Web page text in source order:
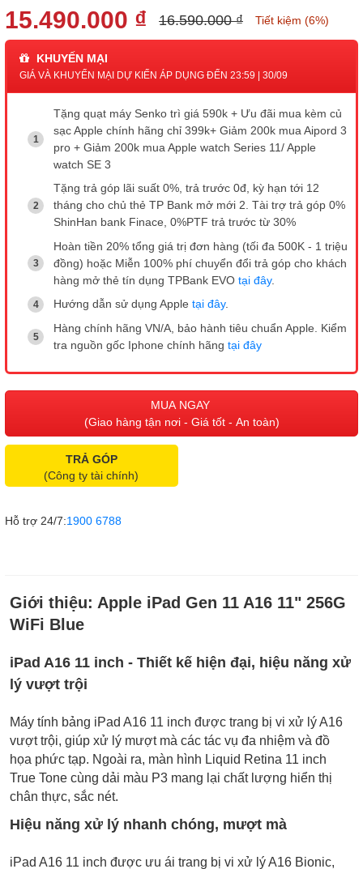
15.490.000 ₫ 16.590.000 ₫ Tiết kiệm (6%)
KHUYẾN MẠI
GIÁ VÀ KHUYẾN MẠI DỰ KIẾN ÁP DỤNG ĐẾN 23:59 | 30/09
Tặng quạt máy Senko trì giá 590k + Ưu đãi mua kèm củ
sạc Apple chính hãng chỉ 399k+ Giảm 200k mua Aipord 3
pro + Giảm 200k mua Apple watch Series 11/ Apple
watch SE 3
Tặng trả góp lãi suất 0%, trả trước 0đ, kỳ hạn tới 12
tháng cho chủ thẻ TP Bank mở mới 2. Tài trợ trả góp 0%
ShinHan bank Finace, 0%PTF trả trước từ 30%
Hoàn tiền 20% tổng giá trị đơn hàng (tối đa 500K - 1 triệu
đồng) hoặc Miễn 100% phí chuyển đổi trả góp cho khách
hàng mở thẻ tín dụng TPBank EVO tại đây.
Hướng dẫn sử dụng Apple tại đây.
Hàng chính hãng VN/A, bảo hành tiêu chuẩn Apple. Kiểm
tra nguồn gốc Iphone chính hãng tại đây
MUA NGAY
(Giao hàng tận nơi - Giá tốt - An toàn)
TRẢ GÓP
(Công ty tài chính)
Hỗ trợ 24/7:1900 6788
Giới thiệu: Apple iPad Gen 11 A16 11" 256G
WiFi Blue
iPad A16 11 inch - Thiết kế hiện đại, hiệu năng xử
lý vượt trội
Máy tính bảng iPad A16 11 inch được trang bị vi xử lý A16
vượt trội, giúp xử lý mượt mà các tác vụ đa nhiệm và đồ
họa phức tạp. Ngoài ra, màn hình Liquid Retina 11 inch
True Tone cùng dải màu P3 mang lại chất lượng hiển thị
chân thực, sắc nét.
Hiệu năng xử lý nhanh chóng, mượt mà
iPad A16 11 inch được ưu ái trang bị vi xử lý A16 Bionic,